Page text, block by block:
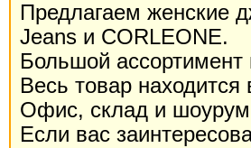
Предлагаем женские
Jeans и CORLEONE.
Большой
Весь товар
Офис, склад и
Если вас